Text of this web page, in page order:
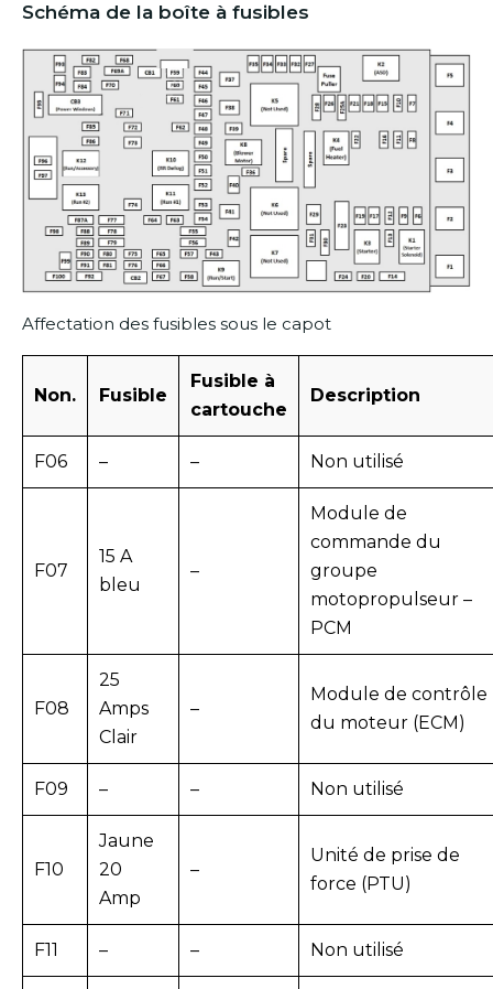
Schéma de la boîte à fusibles
Affectation des fusibles sous le capot
Non. Fusible
Fusible à
cartouche
Description
F06 – – Non utilisé
F07
15 A
bleu
–
Module de
commande du
groupe
motopropulseur –
PCM
F08
25
Amps
Clair
–
Module de contrôle
du moteur (ECM)
F09 – – Non utilisé
F10
Jaune
20
Amp
–
Unité de prise de
force (PTU)
F11 – – Non utilisé